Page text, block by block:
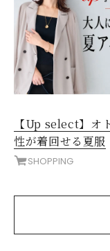
【Up select】オ
性が着回せる夏服
SHOPPING